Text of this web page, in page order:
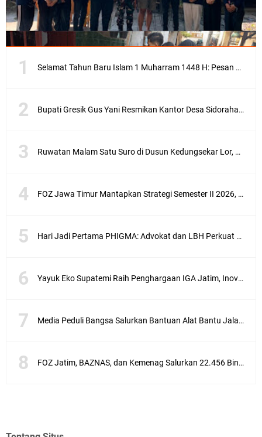
Selamat Tahun Baru Islam 1 Muharram 1448 H: Pesan Hijrah Drs. H. Husnul Aqib, M.M. untuk Negeri
Bupati Gresik Gus Yani Resmikan Kantor Desa Sidoraharjo: Simbol Komitmen Pelayanan Publik dan Kepedulian Sosial
Ruwatan Malam Satu Suro di Dusun Kedungsekar Lor, Tradisi Luhur yang Terus Istiqomah
FOZ Jawa Timur Mantapkan Strategi Semester II 2026, Fokus pada Penguatan SDM Amil dan Kolaborasi BerdampakNarasi
Hari Jadi Pertama PHIGMA: Advokat dan LBH Perkuat Soliditas di Jakarta
Yayuk Eko Supatemi Raih Penghargaan IGA Jatim, Inovasi Wayang Kulit untuk Anak Berkebutuhan Khusus
Media Peduli Bangsa Salurkan Bantuan Alat Bantu Jalan untuk Lansia
FOZ Jatim, BAZNAS, dan Kemenag Salurkan 22.456 Bingkisan Lebaran Yatim Serentak di Berbagai Daerah di Jawa Timur